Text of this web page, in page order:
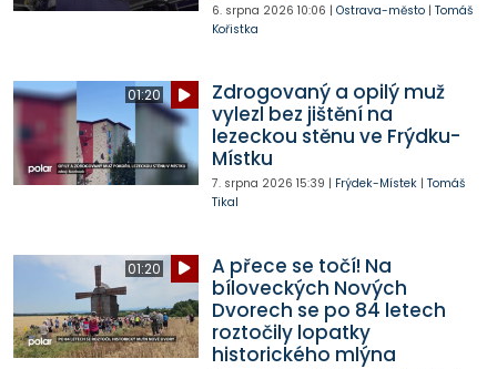
6. srpna 2026 10:06 | Ostrava-město| Tomáš
Kořistka
01:20
Zdrogovaný a opilý muž
vylezl bez jištění na
lezeckou stěnu ve Frýdku-
Místku
7. srpna 2026 15:39 | Frýdek-Místek| Tomáš
Tikal
01:20
A přece se točí! Na
bíloveckých Nových
Dvorech se po 84 letech
roztočily lopatky
historického mlýna